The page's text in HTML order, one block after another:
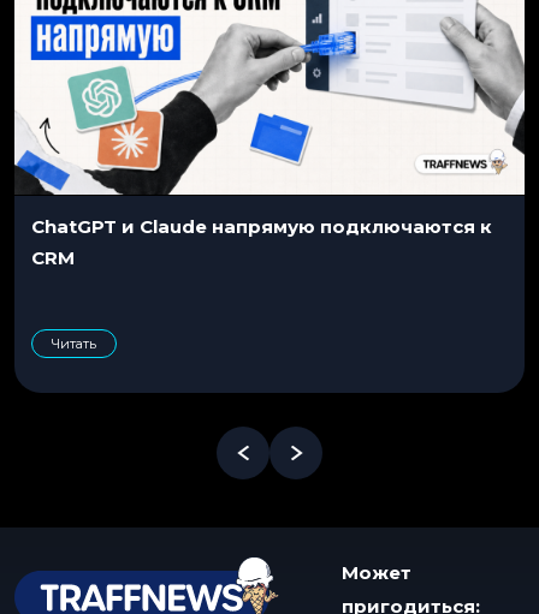
ChatGPT и Claude напрямую подключаются к
CRM
Читать
Может
пригодиться: